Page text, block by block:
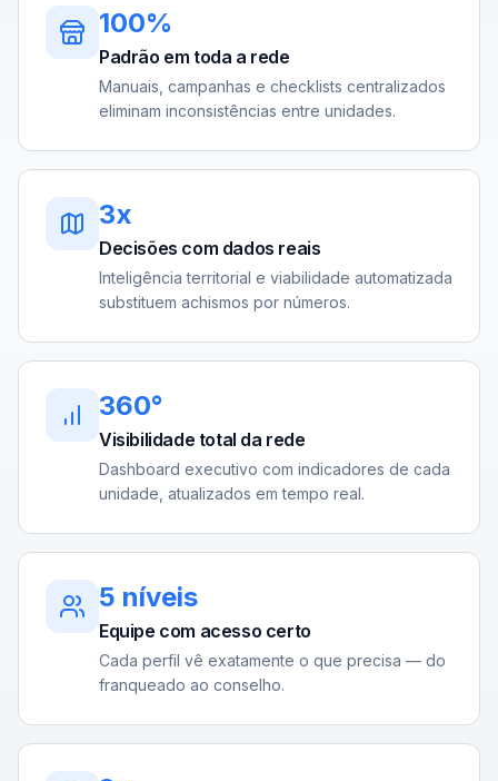
100%
Padrão em toda a rede
Manuais, campanhas e checklists centralizados
eliminam inconsistências entre unidades.
3x
Decisões com dados reais
Inteligência territorial e viabilidade automatizada
substituem achismos por números.
360°
Visibilidade total da rede
Dashboard executivo com indicadores de cada
unidade, atualizados em tempo real.
5 níveis
Equipe com acesso certo
Cada perfil vê exatamente o que precisa — do
franqueado ao conselho.